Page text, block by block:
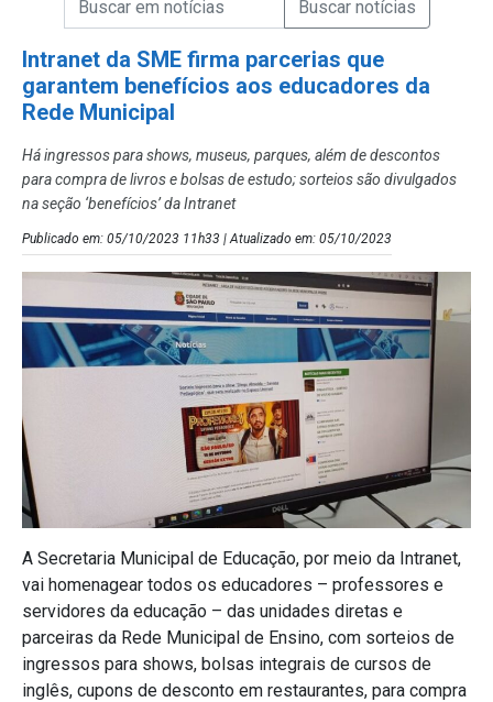
Intranet da SME firma parcerias que
garantem benefícios aos educadores da
Rede Municipal
Há ingressos para shows, museus, parques, além de descontos
para compra de livros e bolsas de estudo; sorteios são divulgados
na seção ‘benefícios’ da Intranet
Publicado em: 05/10/2023 11h33 | Atualizado em: 05/10/2023
A Secretaria Municipal de Educação, por meio da Intranet,
vai homenagear todos os educadores – professores e
servidores da educação – das unidades diretas e
parceiras da Rede Municipal de Ensino, com sorteios de
ingressos para shows, bolsas integrais de cursos de
inglês, cupons de desconto em restaurantes, para compra